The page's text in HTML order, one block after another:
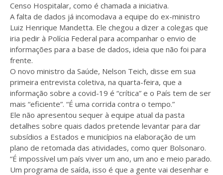
Censo Hospitalar, como é chamada a iniciativa.
A falta de dados já incomodava a equipe do ex-ministro
Luiz Henrique Mandetta. Ele chegou a dizer a colegas que
iria pedir à Polícia Federal para acompanhar o envio de
informações para a base de dados, ideia que não foi para
frente.
O novo ministro da Saúde, Nelson Teich, disse em sua
primeira entrevista coletiva, na quarta-feira, que a
informação sobre a covid-19 é “crítica” e o País tem de ser
mais “eficiente”. “É uma corrida contra o tempo.”
Ele não apresentou sequer à equipe atual da pasta
detalhes sobre quais dados pretende levantar para dar
subsídios a Estados e municípios na elaboração de um
plano de retomada das atividades, como quer Bolsonaro.
“É impossível um país viver um ano, um ano e meio parado.
Um programa de saída, isso é que a gente vai desenhar e